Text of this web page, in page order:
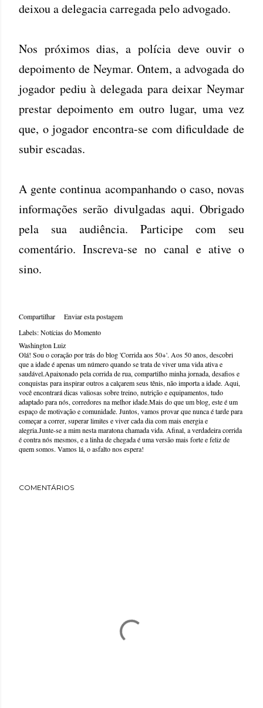
deixou a delegacia carregada pelo advogado.
Nos próximos dias, a polícia deve ouvir o
depoimento de Neymar. Ontem, a advogada do
jogador pediu à delegada para deixar Neymar
prestar depoimento em outro lugar, uma vez
que, o jogador encontra-se com dificuldade de
subir escadas.
A gente continua acompanhando o caso, novas
informações serão divulgadas aqui. Obrigado
pela sua audiência. Participe com seu
comentário. Inscreva-se no canal e ative o
sino.
Compartilhar
Enviar esta postagem
Labels:Notícias do Momento
Washington Luiz
Olá! Sou o coração por trás do blog 'Corrida aos 50+'. Aos 50 anos, descobri
que a idade é apenas um número quando se trata de viver uma vida ativa e
saudável.Apaixonado pela corrida de rua, compartilho minha jornada, desafios e
conquistas para inspirar outros a calçarem seus tênis, não importa a idade. Aqui,
você encontrará dicas valiosas sobre treino, nutrição e equipamentos, tudo
adaptado para nós, corredores na melhor idade.Mais do que um blog, este é um
espaço de motivação e comunidade. Juntos, vamos provar que nunca é tarde para
começar a correr, superar limites e viver cada dia com mais energia e
alegria.Junte-se a mim nesta maratona chamada vida. Afinal, a verdadeira corrida
é contra nós mesmos, e a linha de chegada é uma versão mais forte e feliz de
quem somos. Vamos lá, o asfalto nos espera!
COMENTÁRIOS